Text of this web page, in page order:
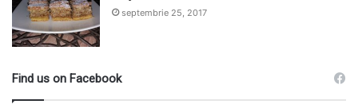
septembrie 25, 2017
Find us on Facebook